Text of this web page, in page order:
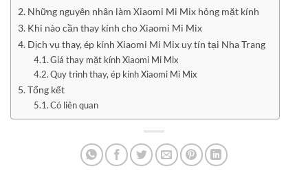
Những nguyên nhân làm Xiaomi Mi Mix hỏng mặt kính
Khi nào cần thay kính cho Xiaomi Mi Mix
Dịch vụ thay, ép kính Xiaomi Mi Mix uy tín tại Nha Trang
Giá thay mặt kính Xiaomi Mi Mix
Quy trình thay, ép kính Xiaomi Mi Mix
Tổng kết
Có liên quan